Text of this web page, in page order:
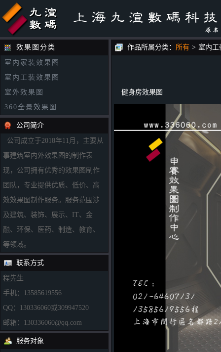
效果图分类
室内家装效果图
室内工装效果图
室外效果图
360全景效果图
公司简介
公司成立于2018年11月，主要从
事建筑室内外效果图的制作表
现，公司拥有优秀的效果图制作
团队，专业提供优质、低价、高
效效果图制作服务。服务范围涉
及建筑、装饰、展示、IT、金
融、环保、医药、制造、教育、
等领域。
联系方式
程先生
手机：13585619556
QQ：130336060或309947520
邮箱：130336060@qq.com
服务对象
作品所属分类： 所有 > 室内工
健身房效果图